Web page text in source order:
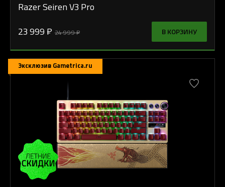
Razer Seiren V3 Pro
23 999 ₽ 24 999 ₽ В КОРЗИНУ
Эксклюзив Gametrica.ru